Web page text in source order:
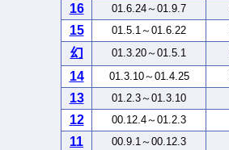
16 01.6.24～01.9.7
15 01.5.1～01.6.22
幻 01.3.20～01.5.1
14 01.3.10～01.4.25
13 01.2.3～01.3.10
12 00.12.4～01.2.3
11 00.9.1～00.12.3